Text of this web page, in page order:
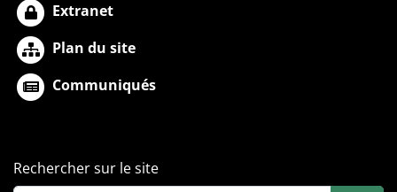
Extranet
Plan du site
Communiqués
Rechercher sur le site